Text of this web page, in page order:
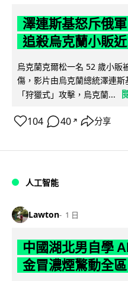
澤連斯基怒斥俄
追殺烏克蘭小販
烏克蘭克爾松一名 52 歲小販
傷，影片由烏克蘭總統澤連
「狩獵式」攻擊，烏克蘭...
104 40 ↗ 分享
人工智能
Lawton 1 日
中國湖北男自學
金冒濃煙驚動全區